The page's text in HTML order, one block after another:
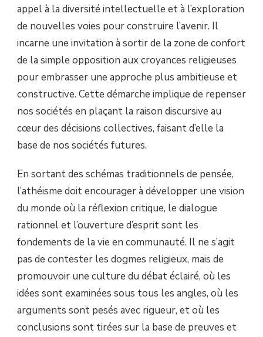
appel à la diversité intellectuelle et à l’exploration
de nouvelles voies pour construire l’avenir. Il
incarne une invitation à sortir de la zone de confort
de la simple opposition aux croyances religieuses
pour embrasser une approche plus ambitieuse et
constructive. Cette démarche implique de repenser
nos sociétés en plaçant la raison discursive au
cœur des décisions collectives, faisant d’elle la
base de nos sociétés futures.
En sortant des schémas traditionnels de pensée,
l’athéisme doit encourager à développer une vision
du monde où la réflexion critique, le dialogue
rationnel et l’ouverture d’esprit sont les
fondements de la vie en communauté. Il ne s’agit
pas de contester les dogmes religieux, mais de
promouvoir une culture du débat éclairé, où les
idées sont examinées sous tous les angles, où les
arguments sont pesés avec rigueur, et où les
conclusions sont tirées sur la base de preuves et